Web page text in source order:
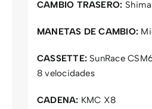
CAMBIO TRASERO:
MANETAS DE CAMBIO:
CASSETTE: SunRace
8 velocidades
CADENA: KMC X8